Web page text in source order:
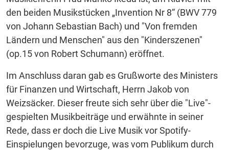
den beiden Musikstücken „Invention Nr 8“ (BWV 779
von Johann Sebastian Bach) und "Von fremden
Ländern und Menschen" aus den "Kinderszenen"
(op.15 von Robert Schumann) eröffnet.
Im Anschluss daran gab es Grußworte des Ministers
für Finanzen und Wirtschaft, Herrn Jakob von
Weizsäcker. Dieser freute sich sehr über die "Live"-
gespielten Musikbeiträge und erwähnte in seiner
Rede, dass er doch die Live Musik vor Spotify-
Einspielungen bevorzuge, was vom Publikum durch